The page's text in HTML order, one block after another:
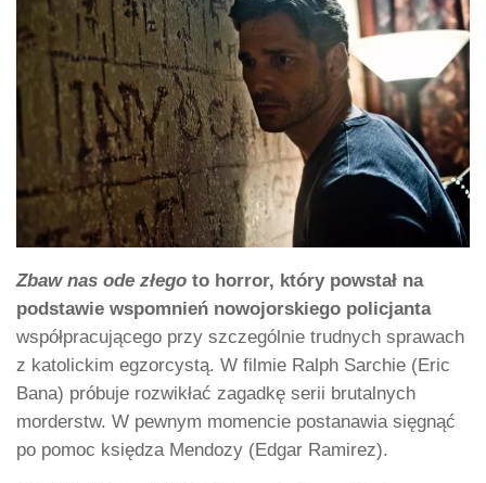
Zbaw nas ode złego to horror, który powstał na
podstawie wspomnień nowojorskiego policjanta
współpracującego przy szczególnie trudnych sprawach
z katolickim egzorcystą. W filmie Ralph Sarchie (Eric
Bana) próbuje rozwikłać zagadkę serii brutalnych
morderstw. W pewnym momencie postanawia sięgnąć
po pomoc księdza Mendozy (Edgar Ramirez).